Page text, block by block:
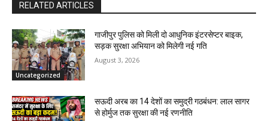
RELATED ARTICLES
Uncategorized
गाजीपुर पुलिस को मिली दो आधुनिक इंटरसेप्टर बाइक,
सड़क सुरक्षा अभियान को मिलेगी नई गति
August 3, 2026
सऊदी अरब का 14 देशों का समुद्री गठबंधन: लाल सागर
से होर्मुज तक सुरक्षा की नई रणनीति